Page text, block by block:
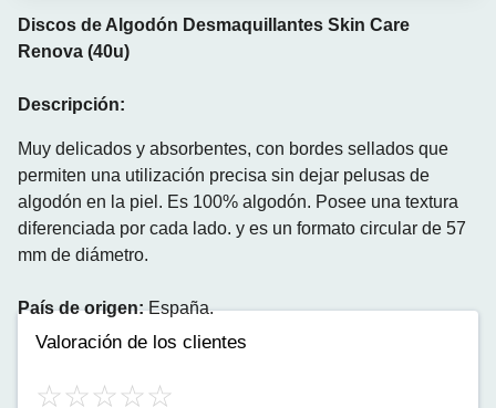
Discos de Algodón Desmaquillantes Skin Care
Renova (40u)
Descripción:
Muy delicados y absorbentes, con bordes sellados que
permiten una utilización precisa sin dejar pelusas de
algodón en la piel. Es 100% algodón. Posee una textura
diferenciada por cada lado. y es un formato circular de 57
mm de diámetro.
País de origen:España.
Valoración de los clientes